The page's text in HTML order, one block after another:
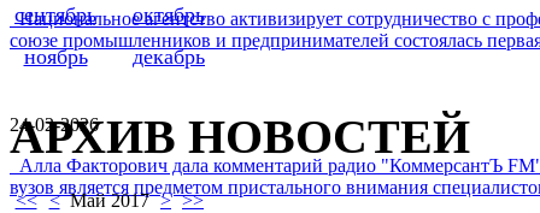
Национальное агентство активизирует сотрудничество с
союзе промышленников и предпринимателей состоялась
24-02-2026
Алла Факторович дала комментарий радио "КоммерсантЪ
вузов является предметом пристального внимания
сентябрь
октябрь
ноябрь
декабрь
АРХИВ НОВОСТЕЙ
<< < Май 2017 > >>